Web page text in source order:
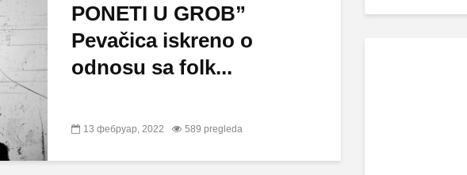
PONETI U GROB”
Pevačica iskreno o
odnosu sa folk...
13 фебруар, 2022 589 pregleda